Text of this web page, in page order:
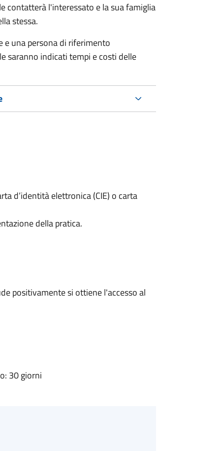
contatterà l'interessato e la sua famiglia
stessa.
e una persona di riferimento
saranno indicati tempi e costi delle
d’identità elettronica (CIE) o carta
della pratica.
positivamente si ottiene l'accesso al
30 giorni